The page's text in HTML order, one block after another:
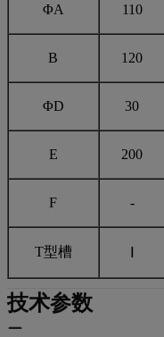
ΦA 110
B 120
ΦD 30
E 200
F -
T型槽
技术参数